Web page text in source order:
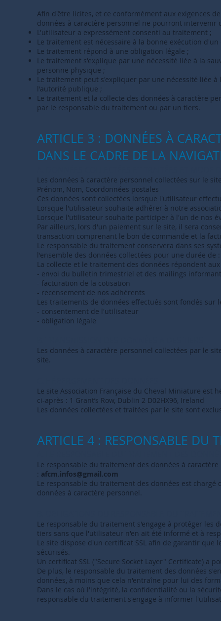
Afin d'être licites, et ce conformément aux exigences
données à caractère personnel ne pourront
L'utilisateur a expressément consenti au traitement ;
Le traitement est nécessaire à la bonne exécution
Le traitement répond à une obligation légale ;
Le traitement s'explique par une nécessité liée à la
personne physique ;
Le traitement peut s'expliquer par une nécessité liée
l'autorité publique ;
Le traitement et la collecte des données à caractère
par le responsable du traitement ou par un tiers.
ARTICLE 3 : DONNÉES À
DANS LE CADRE DE LA
Les données à caractère personnel collectées sur le
Prénom, Nom, Coordonnées postales
Ces données sont collectées lorsque l'utilisateur
Lorsque l'utilisateur souhaite adhérer à notre
Lorsque l'utilisateur souhaite participer à l'un de nos
Par ailleurs, lors d'un paiement sur le site, il sera
transaction comprenant le bon de commande et la
Le responsable du traitement conservera dans ses
l'ensemble des données collectées pour une durée de
La collecte et le traitement des données répondent
- envoi du bulletin trimestriel et des mailings
- facturation de la cotisation
- recensement de nos adhérents
Les traitements de données effectués sont fondés sur
- consentement de l'utilisateur
- obligation légale
Les données à caractère personnel collectées par le
site.
Le site Association Française du Cheval Miniature est
ci-après : 1 Grant’s Row, Dublin 2 D02HX96, Ireland
Les données collectées et traitées par le site sont
ARTICLE 4 : RESPONSABLE DU
Le responsable du traitement des données à
: afcm.infos@gmail.com
Le responsable du traitement des données est
données à caractère personnel.
Le responsable du traitement s'engage à protéger les
tiers sans que l'utilisateur n'en ait été informé et à
Le site dispose d'un certificat SSL afin de garantir
sécurisés.
Un certificat SSL ("Secure Socket Layer" Certificate) a
De plus, le responsable du traitement des données
données, à moins que cela n'entraîne pour lui des
Dans le cas où l'intégrité, la confidentialité ou la
responsable du traitement s'engage à informer